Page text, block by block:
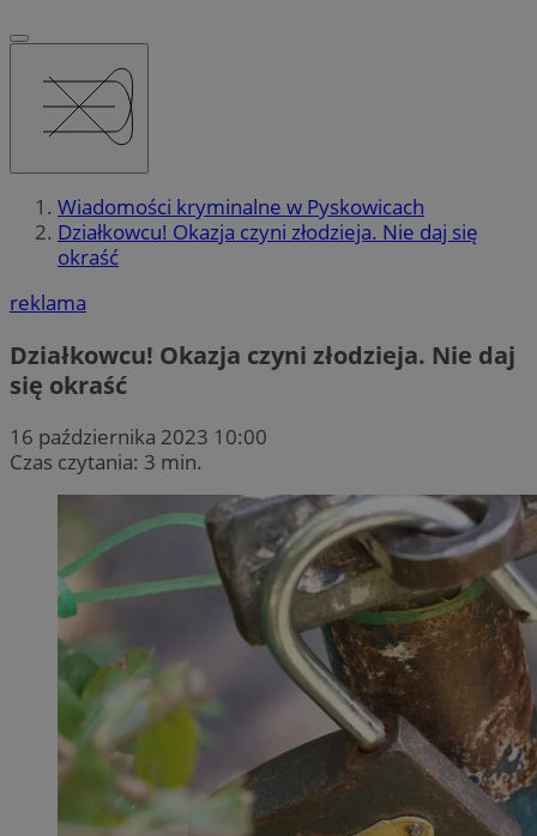
Wiadomości kryminalne w Pyskowicach
Działkowcu! Okazja czyni złodzieja. Nie daj się
okraść
reklama
Działkowcu! Okazja czyni złodzieja. Nie daj
się okraść
16 października 2023 10:00
Czas czytania: 3 min.